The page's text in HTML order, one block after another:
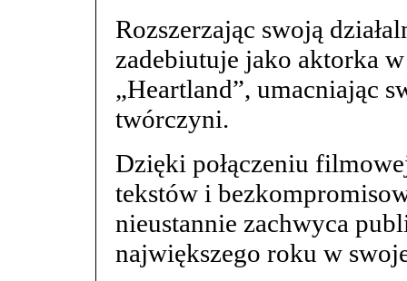
Rozszerzając swoją
zadebiutuje jako aktorka
„Heartland”, umacniając
twórczyni.
Dzięki połączeniu
tekstów i
nieustannie zachwyca
największego roku w